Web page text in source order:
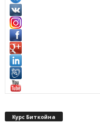
Курс Биткойна